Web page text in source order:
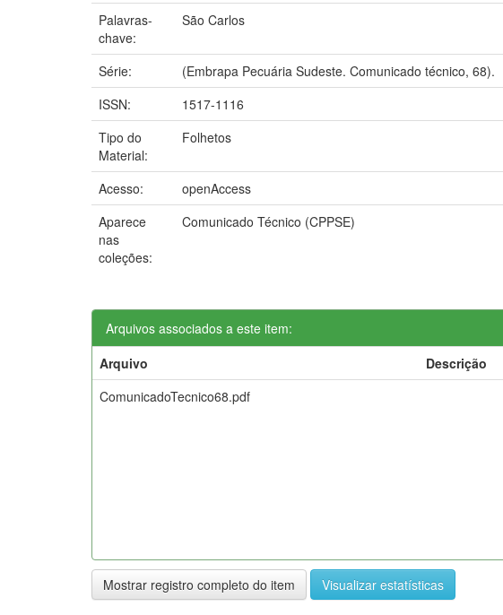
Palavras-
chave:
São Carlos
Série:
(Embrapa Pecuária Sudeste. Comunicado técnico, 68).
ISSN:
1517-1116
Tipo do
Material:
Folhetos
Acesso:
openAccess
Aparece
nas
coleções:
Comunicado Técnico (CPPSE)
Arquivos associados a este item:
Arquivo
Descrição
ComunicadoTecnico68.pdf
Mostrar registro completo do item Visualizar estatísticas